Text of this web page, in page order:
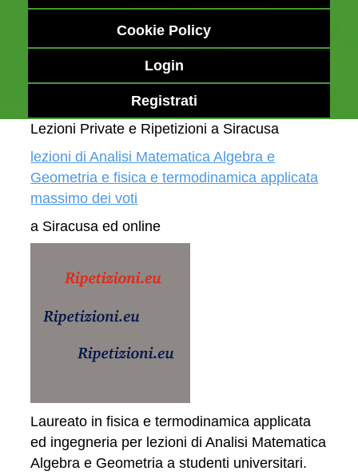
Cookie Policy
Login
Registrati
Lezioni Private e Ripetizioni a Siracusa
lezioni di Analisi Matematica Algebra e
Geometria e fisica e termodinamica applicata
massimo dei voti
a Siracusa ed online
Laureato in fisica e termodinamica applicata
ed ingegneria per lezioni di Analisi Matematica
Algebra e Geometria a studenti universitari.